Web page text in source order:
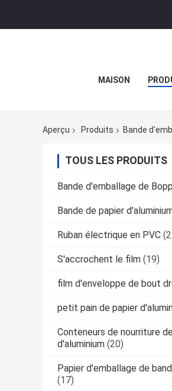
MAISON
Aperçu Produits Bande
TOUS LES PRODUITS
Bande d'emballage de Bopp
Bande de papier
Ruban électrique en PVC
S'accrochent le film (19)
film d'enveloppe de bout
petit pain de papier
Conteneurs de nourriture
d'aluminium (20)
Papier d'emballage de
(17)